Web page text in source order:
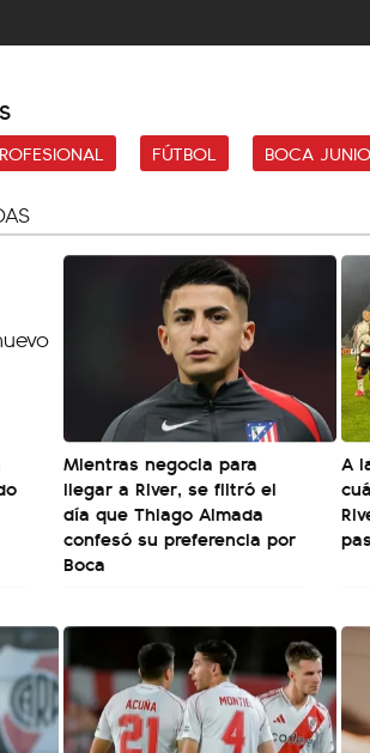
FÚTBOL BOCA
Mientras negocia para
llegar a River, se filtró el
día que Thiago Almada
confesó su preferencia por
Boca
A